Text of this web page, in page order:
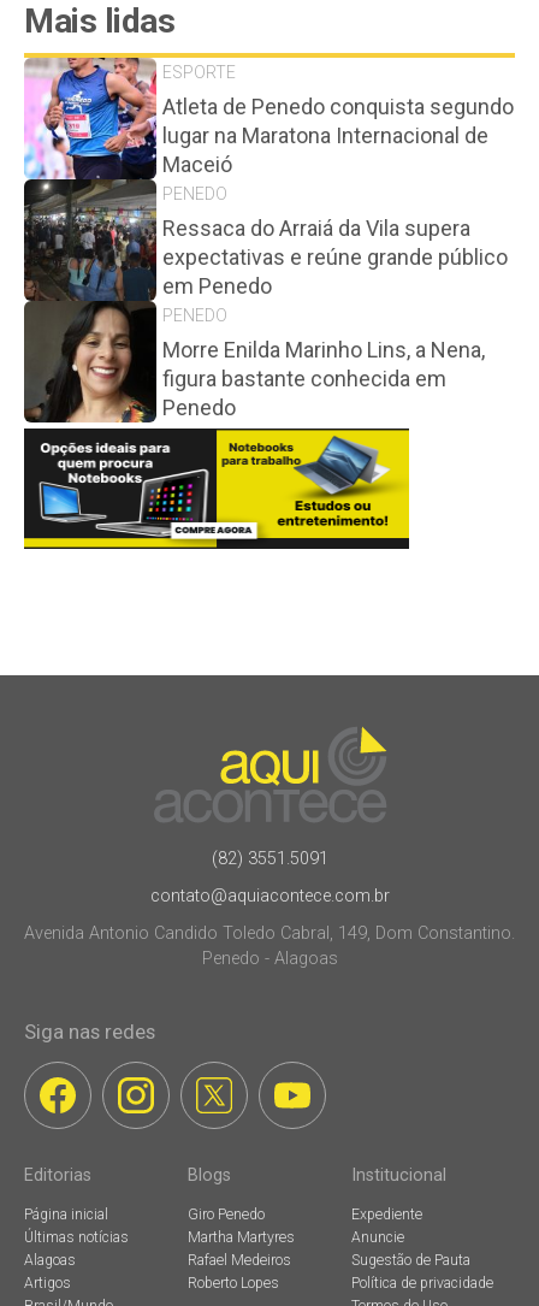
Mais lidas
ESPORTE
Atleta de Penedo conquista segundo
lugar na Maratona Internacional de
Maceió
PENEDO
Ressaca do Arraiá da Vila supera
expectativas e reúne grande público
em Penedo
PENEDO
Morre Enilda Marinho Lins, a Nena,
figura bastante conhecida em
Penedo
(82) 3551.5091
contato@aquiacontece.com.br
Avenida Antonio Candido Toledo Cabral, 149, Dom Constantino.
Penedo - Alagoas
Siga nas redes
Editorias
Página inicial
Últimas notícias
Alagoas
Artigos
Blogs
Giro Penedo
Martha Martyres
Rafael Medeiros
Roberto Lopes
Institucional
Expediente
Anuncie
Sugestão de Pauta
Política de privacidade